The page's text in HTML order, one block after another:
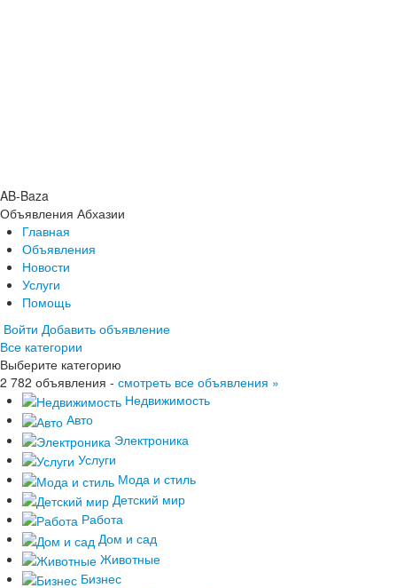
AB-Baza
Объявления Абхазии
Главная
Объявления
Новости
Услуги
Помощь
Войти Добавить объявление
Главная
Объявления
Новости
Услуги
Помощь
Все категории
Выберите категорию
2 782 объявления - смотреть все объявления »
Недвижимость
Авто
Электроника
Услуги
Мода и стиль
Детский мир
Работа
Дом и сад
Животные
Бизнес